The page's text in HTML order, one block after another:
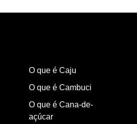
O que é Caju
O que é Cambuci
O que é Cana-de-
açúcar